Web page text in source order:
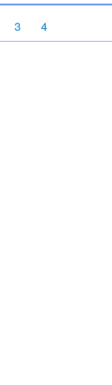
ペ
ー
3 ペ
ー
4